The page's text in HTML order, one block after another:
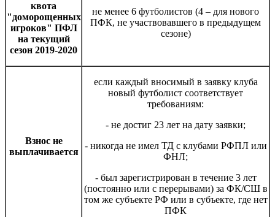
квота
"доморощенных
игроков" ПФЛ
на текущий
сезон 2019-2020
не менее 6 футболистов (4 – для нового
ПФК, не участвовавшего в предыдущем
сезоне)
Взнос не
выплачивается
если каждый вносимый в заявку клуба
новый футболист соответствует
требованиям:
- не достиг 23 лет на дату заявки;
- никогда не имел ТД с клубами РФПЛ или
ФНЛ;
- был зарегистрирован в течение 3 лет
(постоянно или с перерывами) за ФК/СШ в
том же субъекте РФ или в субъекте, где нет
ПФК